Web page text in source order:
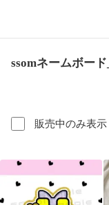
ssomネームボー
販売中のみ表示